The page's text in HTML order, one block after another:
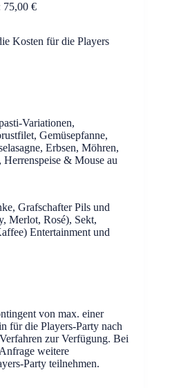
75,00 €
Kosten für die Players
Variationen,
Gemüsepfanne,
Erbsen, Möhren,
& Mouse au
Grafschafter Pils und
Merlot, Rosé), Sekt,
Entertainment und
von max. einer
für die Players-Party nach
zur Verfügung. Bei
weitere
Party teilnehmen.